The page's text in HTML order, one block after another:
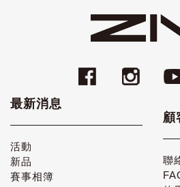
最新消息
活動
新品
賽事相簿
顧
聯